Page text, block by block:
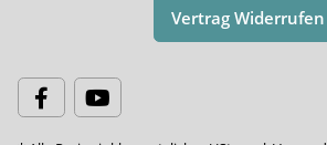
Vertrag Widerrufen